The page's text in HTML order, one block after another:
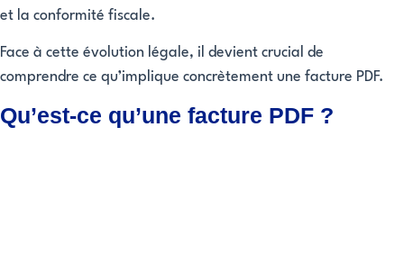
et la conformité fiscale.
Face à cette évolution légale, il devient crucial de
comprendre ce qu’implique concrètement une facture PDF.
Qu’est-ce qu’une facture PDF ?